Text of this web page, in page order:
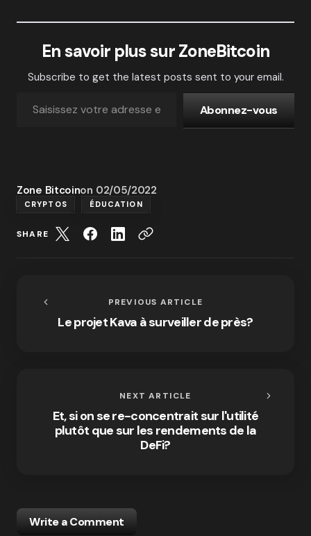
En savoir plus sur ZoneBitcoin
Subscribe to get the latest posts sent to your email.
Abonnez-vous
Zone Bitcoinon 02/05/2022
CRYPTOS ÉDUCATION
SHARE
PREVIOUS ARTICLE
Le projet Kava à surveiller de près?
NEXT ARTICLE
Et, si on se re-concentrait sur l'utilité
plutôt que sur les rendements de la
DeFi?
Write a Comment